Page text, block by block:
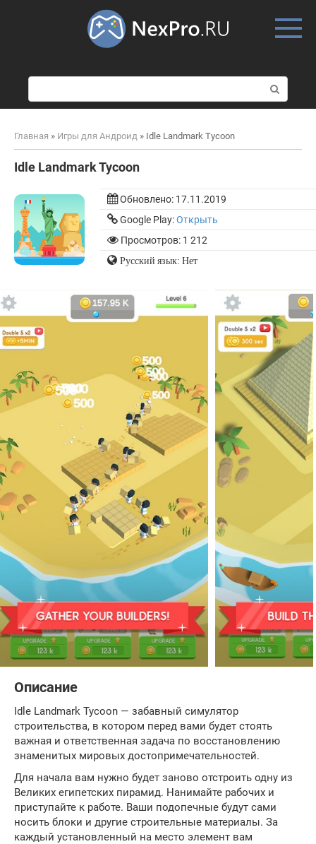
о
и
к
Главная » Игры для Андроид » Idle Landmark Tycoon
Idle Landmark Tycoon
Обновлено: 17.11.2019
Google Play:Открыть
Просмотров: 1 212
Русский язык: Нет
Описание
Idle Landmark Tycoon — забавный симулятор
строительства, в котором перед вами будет стоять
важная и ответственная задача по восстановлению
знаменитых мировых достопримечательностей.
Для начала вам нужно будет заново отстроить одну из
Великих египетских пирамид. Нанимайте рабочих и
приступайте к работе. Ваши подопечные будут сами
носить блоки и другие строительные материалы. За
каждый установленный на место элемент вам